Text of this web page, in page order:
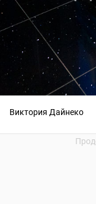
Виктория Дайнеко